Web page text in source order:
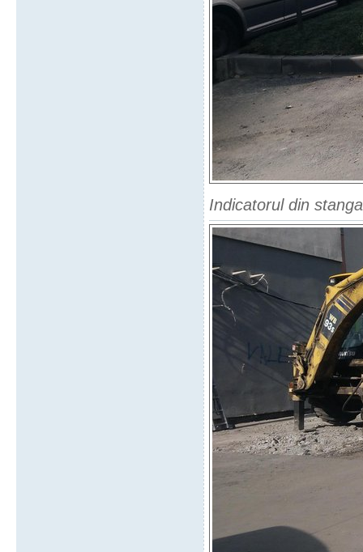
Indicatorul din